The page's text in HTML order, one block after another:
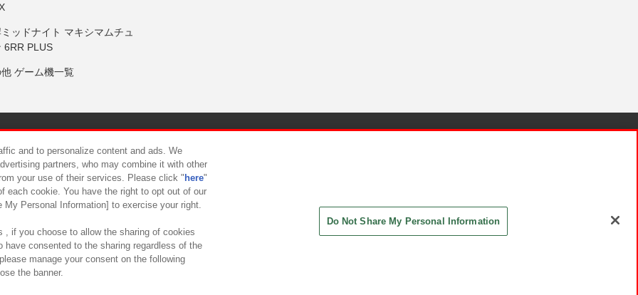
ッドナイト マキシマムチュ
6RR PLUS
ゲーム機一覧
について カスタマーハラスメント対応方針
and to personalize content and ads. We
partners, who may combine it with other
your use of their services. Please click " here"
each cookie. You have the right to opt out of our
Personal Information] to exercise your right.
, if you choose to allow the sharing of cookies
have consented to the sharing regardless of the
manage your consent on the following
the banner.
Do Not Share My Personal Information